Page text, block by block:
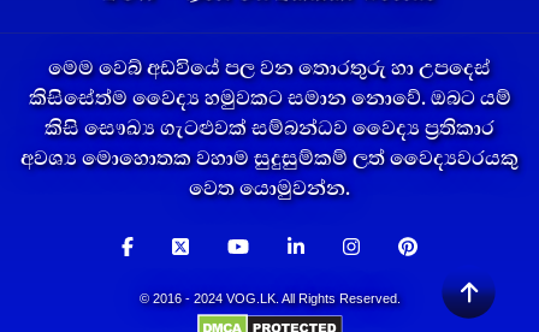
මෙම වෙබ් අඩවියේ පල වන තොරතුරු හා උපදෙස්
කිසිසේත්ම වෛද්‍ය හමුවකට සමාන නොවේ. ඔබට යම්
කිසි සෞඛ්‍ය ගැටළුවක් සම්බන්ධව වෛද්‍ය ප්‍රතිකාර
අවශ්‍ය මොහොතක වහාම සුදුසුම්කම් ලත් වෛද්‍යවරයකු
වෙත යොමුවන්න.
© 2016 - 2024 VOG.LK. All Rights Reserved.